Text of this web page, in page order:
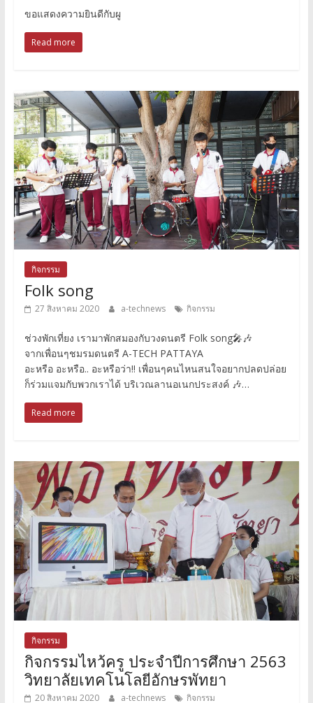
ขอแสดงความยินดีกับผู
Read more
กิจกรรม
Folk song
27 สิงหาคม 2020 a-technews กิจกรรม
ช่วงพักเที่ยง เรามาพักสมองกับวงดนตรี Folk song🎤🎶
จากเพื่อนๆชมรมดนตรี A-TECH PATTAYA
อะหรือ อะหรือ.. อะหรือว่า‼️ เพื่อนๆคนไหนสนใจอยากปลดปล่อย
ก็ร่วมแจมกับพวกเราได้ บริเวณลานอเนกประสงค์ 🎶…
Read more
กิจกรรม
กิจกรรมไหว้ครู ประจำปีการศึกษา 2563
วิทยาลัยเทคโนโลยีอักษรพัทยา
20 สิงหาคม 2020 a-technews กิจกรรม